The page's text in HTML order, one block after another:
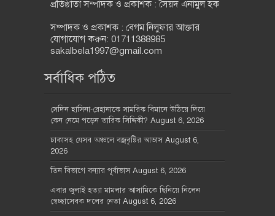
প্রতিষ্ঠাতা সম্পাদক ও প্রকাশক : সৈয়দ এনামুল হক
সম্পাদক ও প্রকাশক : বেগম নিলুফার আক্তার
যোগাযোগ করুন: 01711388985
sakalbela1997@gmail.com
সর্বাধিক পঠিত
সেদিন হাসিনা-রেহানাকে সামরিক বিমানে উঠিয়ে দিয়ে
কেন নেমে পড়েন তারিক সিদ্দিকী? August 6, 2026
ঢাকাসহ যেসব অঞ্চলে বজ্রবৃষ্টির আভাস August 6,
2026
তিন বিভাগে বন্যার পূর্বাভাস August 6, 2026
এবার জুলাই হত্যা মামলার আসামিকে ছিনিয়ে নিলেন
স্বেচ্ছাসেবক দলের নেতা August 6, 2026